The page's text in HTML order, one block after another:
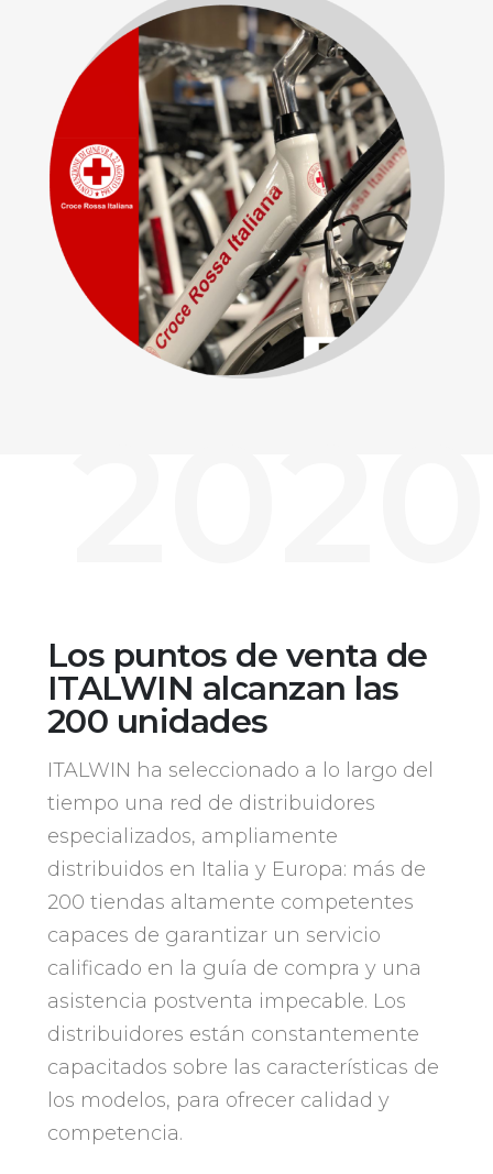
Los puntos de venta de
ITALWIN alcanzan las
200 unidades
ITALWIN ha seleccionado a lo largo del
tiempo una red de distribuidores
especializados, ampliamente
distribuidos en Italia y Europa: más de
200 tiendas altamente competentes
capaces de garantizar un servicio
calificado en la guía de compra y una
asistencia postventa impecable. Los
distribuidores están constantemente
capacitados sobre las características de
los modelos, para ofrecer calidad y
competencia.